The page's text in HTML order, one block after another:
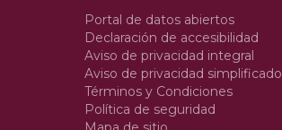
Portal de datos abiertos
Declaración de accesibilidad
Aviso de privacidad integral
Aviso de privacidad simplificado
Términos y Condiciones
Política de seguridad